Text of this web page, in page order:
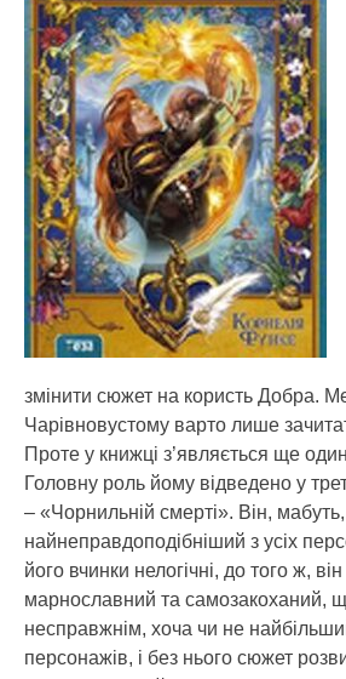
змінити сюжет на користь Добра.
Чарівновустому варто лише
Проте у книжці з’являється ще
Головну роль йому відведено у
– «Чорнильній смерті». Він, мабуть,
найнеправдоподібніший з усіх
його вчинки нелогічні, до того ж, він
марнославний та самозакоханий,
несправжнім, хоча чи не
персонажів, і без нього сюжет